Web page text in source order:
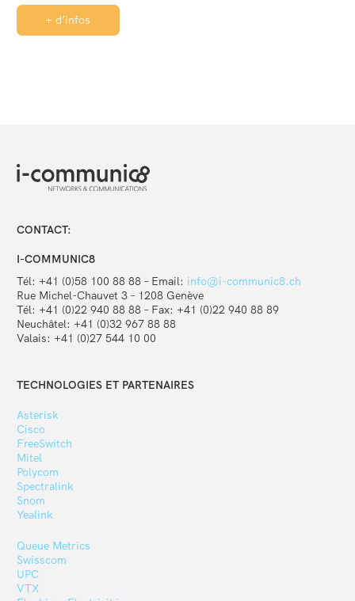
+ d’infos
CONTACT:
I-COMMUNIC8
Tél: +41 (0)58 100 88 88 – Email: info@i-communic8.ch
Rue Michel-Chauvet 3 – 1208 Genève
Tél: +41 (0)22 940 88 88 – Fax: +41 (0)22 940 88 89
Neuchâtel: +41 (0)32 967 88 88
Valais: +41 (0)27 544 10 00
TECHNOLOGIES ET PARTENAIRES
Asterisk
Cisco
FreeSwitch
Mitel
Polycom
Spectralink
Snom
Yealink
Queue Metrics
Swisscom
UPC
VTX